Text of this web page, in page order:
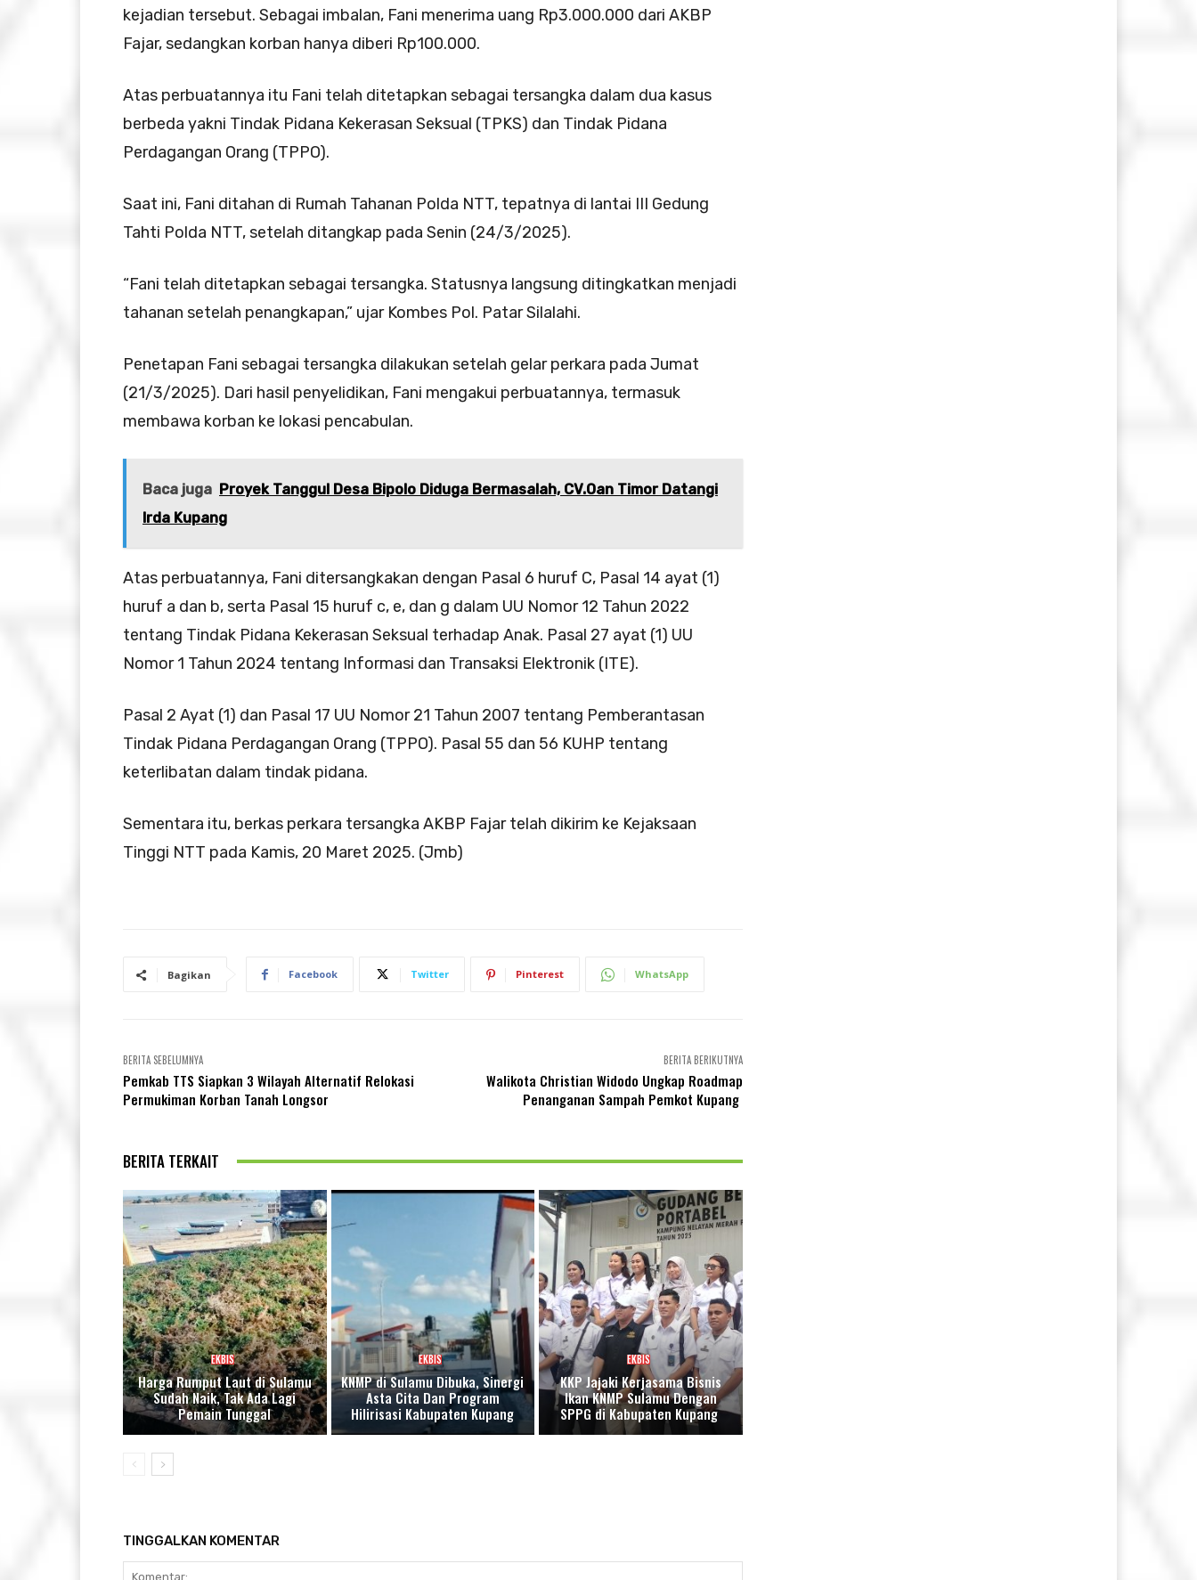
kejadian tersebut. Sebagai imbalan, Fani menerima uang Rp3.000.000 dari AKBP
Fajar, sedangkan korban hanya diberi Rp100.000.
Atas perbuatannya itu Fani telah ditetapkan sebagai tersangka dalam dua kasus
berbeda yakni Tindak Pidana Kekerasan Seksual (TPKS) dan Tindak Pidana
Perdagangan Orang (TPPO).
Saat ini, Fani ditahan di Rumah Tahanan Polda NTT, tepatnya di lantai III Gedung
Tahti Polda NTT, setelah ditangkap pada Senin (24/3/2025).
“Fani telah ditetapkan sebagai tersangka. Statusnya langsung ditingkatkan menjadi
tahanan setelah penangkapan,” ujar Kombes Pol. Patar Silalahi.
Penetapan Fani sebagai tersangka dilakukan setelah gelar perkara pada Jumat
(21/3/2025). Dari hasil penyelidikan, Fani mengakui perbuatannya, termasuk
membawa korban ke lokasi pencabulan.
Baca juga Proyek Tanggul Desa Bipolo Diduga Bermasalah, CV.Oan Timor Datangi
Irda Kupang
Atas perbuatannya, Fani ditersangkakan dengan Pasal 6 huruf C, Pasal 14 ayat (1)
huruf a dan b, serta Pasal 15 huruf c, e, dan g dalam UU Nomor 12 Tahun 2022
tentang Tindak Pidana Kekerasan Seksual terhadap Anak. Pasal 27 ayat (1) UU
Nomor 1 Tahun 2024 tentang Informasi dan Transaksi Elektronik (ITE).
Pasal 2 Ayat (1) dan Pasal 17 UU Nomor 21 Tahun 2007 tentang Pemberantasan
Tindak Pidana Perdagangan Orang (TPPO). Pasal 55 dan 56 KUHP tentang
keterlibatan dalam tindak pidana.
Sementara itu, berkas perkara tersangka AKBP Fajar telah dikirim ke Kejaksaan
Tinggi NTT pada Kamis, 20 Maret 2025. (Jmb)
Bagikan Facebook Twitter Pinterest WhatsApp
BERITA SEBELUMNYA
Pemkab TTS Siapkan 3 Wilayah Alternatif Relokasi
Permukiman Korban Tanah Longsor
BERITA BERIKUTNYA
Walikota Christian Widodo Ungkap Roadmap
Penanganan Sampah Pemkot Kupang
BERITA TERKAIT
EKBIS
Harga Rumput Laut di Sulamu
Sudah Naik, Tak Ada Lagi
Pemain Tunggal
EKBIS
KNMP di Sulamu Dibuka, Sinergi
Asta Cita Dan Program
Hilirisasi Kabupaten Kupang
EKBIS
KKP Jajaki Kerjasama Bisnis
Ikan KNMP Sulamu Dengan
SPPG di Kabupaten Kupang
TINGGALKAN KOMENTAR